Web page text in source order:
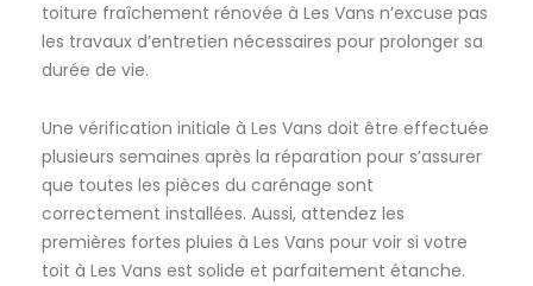
toiture fraîchement rénovée à Les Vans n’excuse pas
les travaux d’entretien nécessaires pour prolonger sa
durée de vie.
Une vérification initiale à Les Vans doit être effectuée
plusieurs semaines après la réparation pour s’assurer
que toutes les pièces du carénage sont
correctement installées. Aussi, attendez les
premières fortes pluies à Les Vans pour voir si votre
toit à Les Vans est solide et parfaitement étanche.